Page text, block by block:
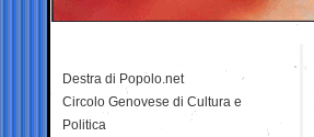
Destra di Popolo.net
Circolo Genovese di Cultura e
Politica